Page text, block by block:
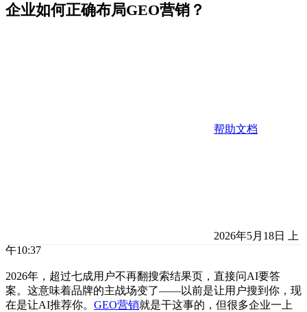
企业如何正确布局GEO营销？
帮助文档
2026年5月18日 上
午10:37
2026年，超过七成用户不再翻搜索结果页，直接问AI要答
案。这意味着品牌的主战场变了——以前是让用户搜到你，现
在是让AI推荐你。 GEO营销就是干这事的，但很多企业一上